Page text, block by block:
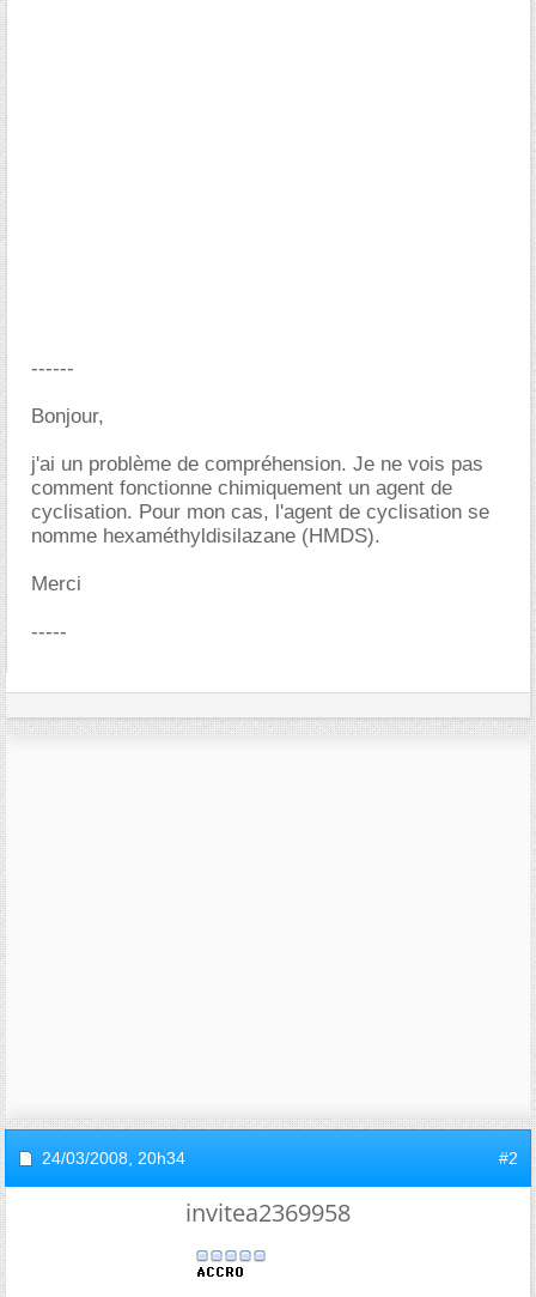
------
Bonjour,
j'ai un problème de compréhension. Je ne vois pas
comment fonctionne chimiquement un agent de
cyclisation. Pour mon cas, l'agent de cyclisation se
nomme hexaméthyldisilazane (HMDS).
Merci
-----
24/03/2008, 20h34 #2
invitea2369958